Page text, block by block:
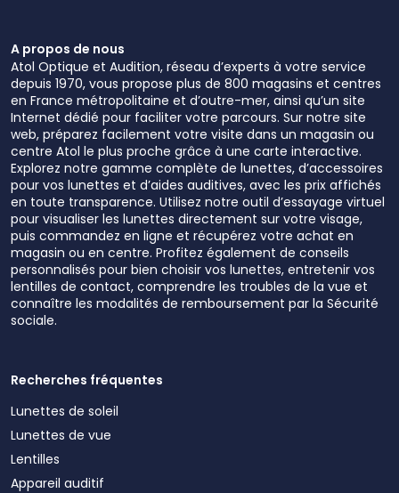
A propos de nous
Atol Optique et Audition, réseau d’experts à votre service
depuis 1970, vous propose plus de 800 magasins et centres
en France métropolitaine et d’outre-mer, ainsi qu’un site
Internet dédié pour faciliter votre parcours. Sur notre site
web, préparez facilement votre visite dans un magasin ou
centre Atol le plus proche grâce à une carte interactive.
Explorez notre gamme complète de lunettes, d’accessoires
pour vos lunettes et d’aides auditives, avec les prix affichés
en toute transparence. Utilisez notre outil d’essayage virtuel
pour visualiser les lunettes directement sur votre visage,
puis commandez en ligne et récupérez votre achat en
magasin ou en centre. Profitez également de conseils
personnalisés pour bien choisir vos lunettes, entretenir vos
lentilles de contact, comprendre les troubles de la vue et
connaître les modalités de remboursement par la Sécurité
sociale.
Recherches fréquentes
Lunettes de soleil
Lunettes de vue
Lentilles
Appareil auditif